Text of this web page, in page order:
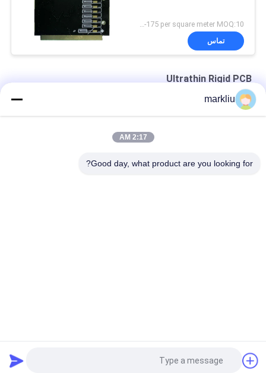
US 160-175 per square meter MOQ:10 متر مربع
تماس
Ultrathin Rigid PCB
سیم کارت ساخت PCB کارت هوشمند با هسته بسیار نازک
درخواست نقل قول
markliu
2:17 AM
Good day, what product are you looking for?